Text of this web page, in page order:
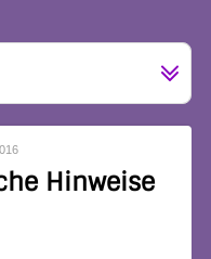
Hinweise